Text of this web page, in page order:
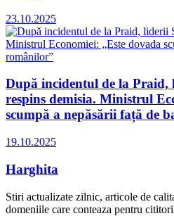
23.10.2025
După incidentul de la
respins demisia. Ministrul
scumpă a nepăsării față de
19.10.2025
Harghita
Stiri actualizate zilnic, articole de
domeniile care conteaza pentru